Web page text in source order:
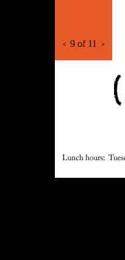
9 of 11